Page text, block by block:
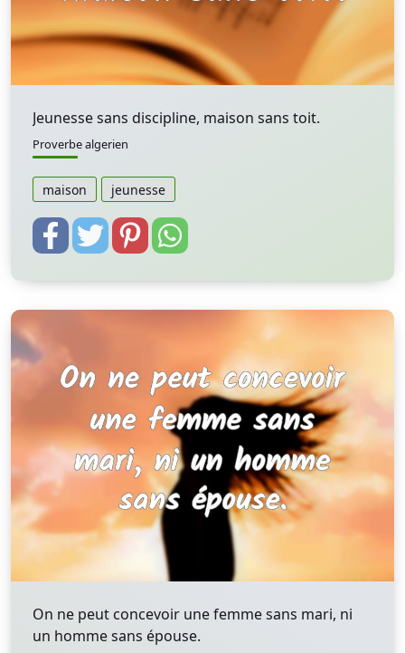
Jeunesse sans discipline, maison sans toit.
Proverbe algerien
maison jeunesse
On ne peut concevoir une femme sans mari, ni
un homme sans épouse.